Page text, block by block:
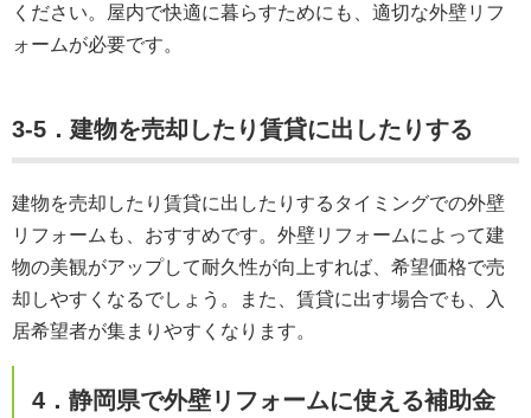
ください。屋内で快適に暮らすためにも、適切な外壁リフ
ォームが必要です。
3-5．建物を売却したり賃貸に出したりする
建物を売却したり賃貸に出したりするタイミングでの外壁
リフォームも、おすすめです。外壁リフォームによって建
物の美観がアップして耐久性が向上すれば、希望価格で売
却しやすくなるでしょう。また、賃貸に出す場合でも、入
居希望者が集まりやすくなります。
4．静岡県で外壁リフォームに使える補助金